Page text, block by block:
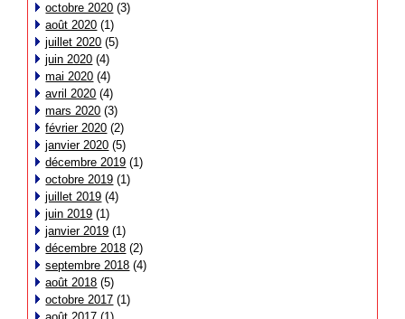
octobre 2020 (3)
août 2020 (1)
juillet 2020 (5)
juin 2020 (4)
mai 2020 (4)
avril 2020 (4)
mars 2020 (3)
février 2020 (2)
janvier 2020 (5)
décembre 2019 (1)
octobre 2019 (1)
juillet 2019 (4)
juin 2019 (1)
janvier 2019 (1)
décembre 2018 (2)
septembre 2018 (4)
août 2018 (5)
octobre 2017 (1)